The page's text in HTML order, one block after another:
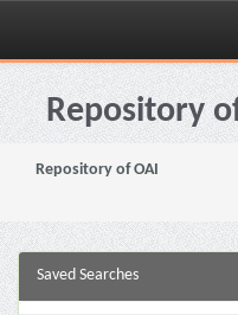
Skip
navigationRepository
Repository of OAI
Saved Searches